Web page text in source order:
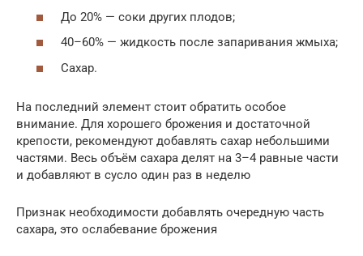
До 20% — соки других плодов;
40–60% — жидкость после запаривания жмыха;
Сахар.
На последний элемент стоит обратить особое
внимание. Для хорошего брожения и достаточной
крепости, рекомендуют добавлять сахар небольшими
частями. Весь объём сахара делят на 3–4 равные части
и добавляют в сусло один раз в неделю
Признак необходимости добавлять очередную часть
сахара, это ослабевание брожения